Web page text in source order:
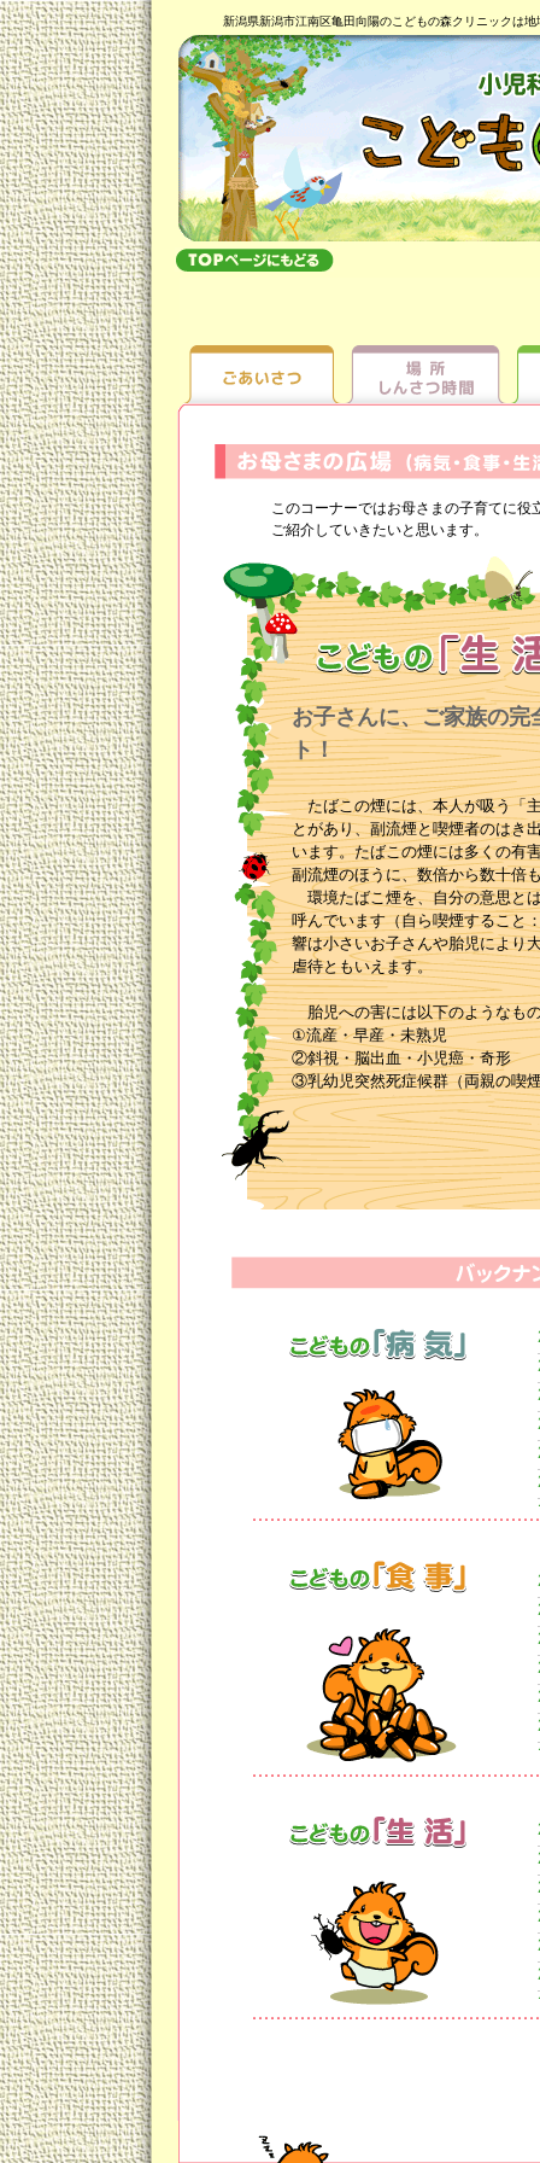
新潟県新潟市江南区亀田向陽のこどもの森クリニックは
このコーナーではお母さまの子育てに
ご紹介していきたいと思います。
お子さんに、ご家族の完
ト！
たばこの煙には、本人が吸う「
とがあり、副流煙と喫煙者のはき
います。たばこの煙には多くの有
副流煙のほうに、数倍から数十倍
環境たばこ煙を、自分の意思と
呼んでいます（自ら喫煙すること
響は小さいお子さんや胎児により
虐待ともいえます。
胎児への害には以下のようなも
①流産・早産・未熟児
②斜視・脳出血・小児癌・奇形
③乳幼児突然死症候群（両親の喫
④身長・体重増加不良
⑤知能発達の遅れ
⑥キレやすく落ち着きのないこど
⑦将来犯罪を犯しやすい
⑧女児の不妊症
②喘息・副鼻腔炎・中耳炎・肺炎
④身長の伸びの不良
⑤知能発達の遅れ
⑦成人後の発癌
たばこ1本でドラム缶500本分の
屋で吸っても部屋に染み込んだ
扇の下で吸っても、換気扇によ
たばこの煙には、ゴム工場の煙の
がわかりました。また家族に喫
10代で始めた喫煙は重度の喫煙依
これほどまでに家族全員に悪影
煙しましょう。